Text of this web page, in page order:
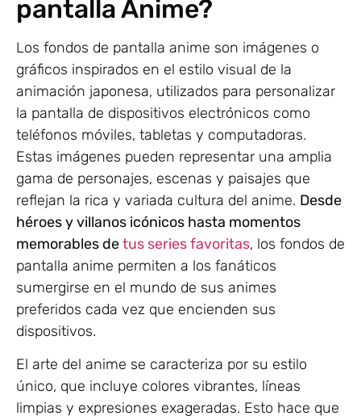
pantalla Anime?
Los fondos de pantalla anime son imágenes o
gráficos inspirados en el estilo visual de la
animación japonesa, utilizados para personalizar
la pantalla de dispositivos electrónicos como
teléfonos móviles, tabletas y computadoras.
Estas imágenes pueden representar una amplia
gama de personajes, escenas y paisajes que
reflejan la rica y variada cultura del anime. Desde
héroes y villanos icónicos hasta momentos
memorables detus series favoritas, los fondos de
pantalla anime permiten a los fanáticos
sumergirse en el mundo de sus animes
preferidos cada vez que encienden sus
dispositivos.
El arte del anime se caracteriza por su estilo
único, que incluye colores vibrantes, líneas
limpias y expresiones exageradas. Esto hace que